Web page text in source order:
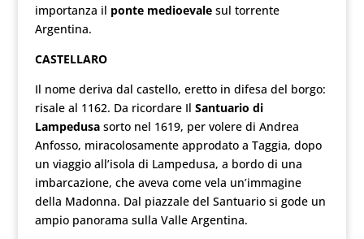
importanza il ponte medioevalesul torrente
Argentina.
CASTELLARO
Il nome deriva dal castello, eretto in difesa del borgo:
risale al 1162. Da ricordare Il Santuario di
Lampedusasorto nel 1619, per volere di Andrea
Anfosso, miracolosamente approdato a Taggia, dopo
un viaggio all’isola di Lampedusa, a bordo di una
imbarcazione, che aveva come vela un’immagine
della Madonna. Dal piazzale del Santuario si gode un
ampio panorama sulla Valle Argentina.